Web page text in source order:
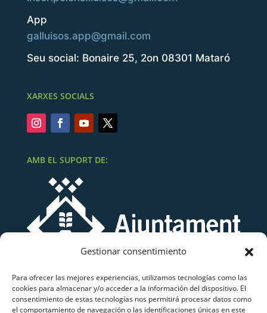
Gestionar consentimiento
Para ofrecer las mejores experiencias, utilizamos tecnologías como las
cookies para almacenar y/o acceder a la información del dispositivo. El
consentimiento de estas tecnologías nos permitirá procesar datos como
el comportamiento de navegación o las identificaciones únicas en este
App
galluisos.app@gmail.com
Seu social: Bonaire 25, 2on 08301 Mataró
XARXES SOCIALS
AMB EL SUPORT DE: